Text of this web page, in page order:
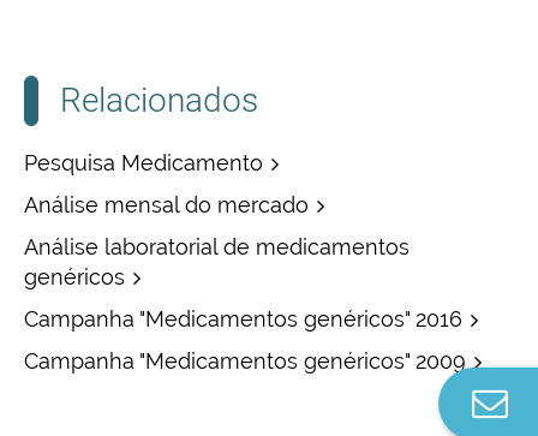
Relacionados
Pesquisa Medicamento
Análise mensal do mercado
Análise laboratorial de medicamentos
genéricos
Campanha "Medicamentos genéricos" 2016
Campanha "Medicamentos genéricos" 2009